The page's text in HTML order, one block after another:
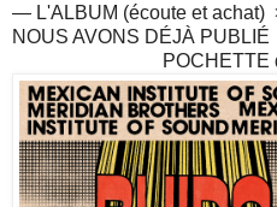
— L'ALBUM (écoute et achat)
NOUS AVONS DÉJÀ PUBLIÉ
POCHETTE